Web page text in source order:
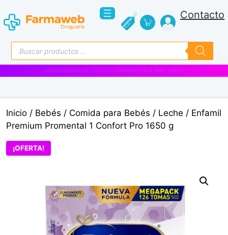
al
contenido
Contacto
Búsqueda
de
productos
VENTAS EMPRESARIALES
Inicio / Bebés / Comida para Bebés / Leche / Enfamil
Premium Promental 1 Confort Pro 1650 g
¡OFERTA!